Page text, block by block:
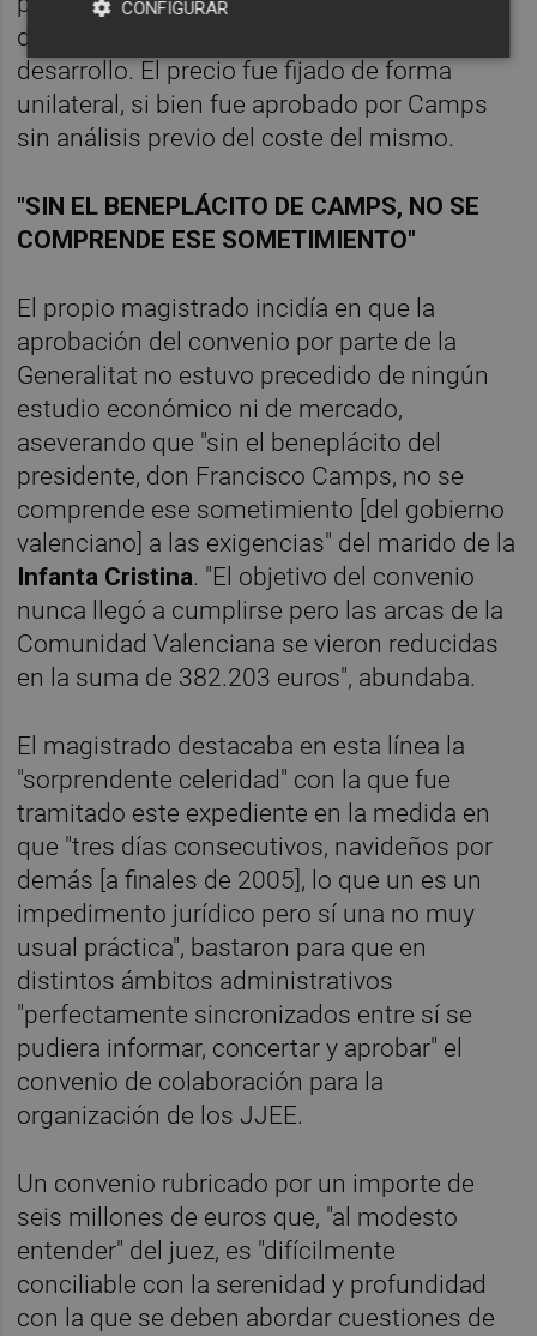
decidió que fuese Nóos el que liderase su
desarrollo. El precio fue fijado de forma
unilateral, si bien fue aprobado por Camps
sin análisis previo del coste del mismo.
"SIN EL BENEPLÁCITO DE CAMPS, NO SE
COMPRENDE ESE SOMETIMIENTO"
El propio magistrado incidía en que la
aprobación del convenio por parte de la
Generalitat no estuvo precedido de ningún
estudio económico ni de mercado,
aseverando que "sin el beneplácito del
presidente, don Francisco Camps, no se
comprende ese sometimiento [del gobierno
valenciano] a las exigencias" del marido de la
Infanta Cristina. "El objetivo del convenio
nunca llegó a cumplirse pero las arcas de la
Comunidad Valenciana se vieron reducidas
en la suma de 382.203 euros", abundaba.
El magistrado destacaba en esta línea la
"sorprendente celeridad" con la que fue
tramitado este expediente en la medida en
que "tres días consecutivos, navideños por
demás [a finales de 2005], lo que un es un
impedimento jurídico pero sí una no muy
usual práctica", bastaron para que en
distintos ámbitos administrativos
"perfectamente sincronizados entre sí se
pudiera informar, concertar y aprobar" el
convenio de colaboración para la
organización de los JJEE.
Un convenio rubricado por un importe de
seis millones de euros que, "al modesto
entender" del juez, es "difícilmente
conciliable con la serenidad y profundidad
con la que se deben abordar cuestiones de
CONFIGURAR